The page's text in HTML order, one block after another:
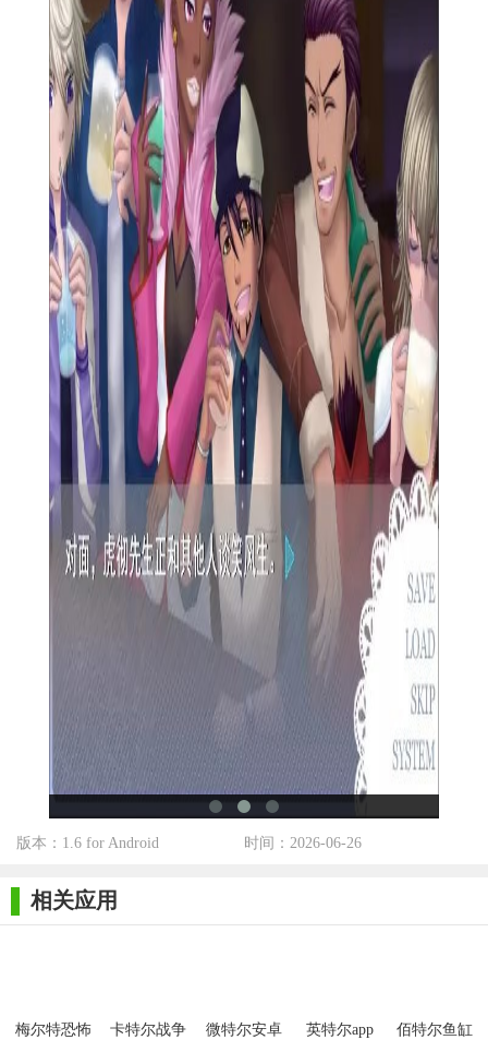
4. 精美画面与音效：采用精美的手绘风格画面和沉浸式的音
效设计，为玩家营造一个逼真的异世界体验。
【休特尔比尔特捕获我心技巧】
1. 优先完成主线任务：主线任务是了解故事背景和推动剧情
发展的关键，优先完成可以更快地解锁新区域和角色。
2. 探索每一个角落：游戏世界中隐藏着大量的宝藏和秘密，
不要错过任何一个角落，这可能是解开谜题的关键。
3. 合理分配资源：在战斗前合理分配角色的技能点和装备资
源，根据敌人的类型和特点制定战术，提高战斗效率。
【休特尔比尔特捕获我心点评】
《休特尔比尔特捕获我心》以其深邃的故事情节、精妙的战
斗系统和自由度极高的探索体验，为玩家提供了一个既充满挑战
又极具吸引力的冒险世界。无论是策略爱好者还是角色扮演游戏
的忠实粉丝，都能在这款游戏中找到属于自己的乐趣和成就感。
版本：1.6 for Android 时间：2026-06-26
相关应用
梅尔特恐怖
卡特尔战争
微特尔安卓
英特尔app
佰特尔鱼缸